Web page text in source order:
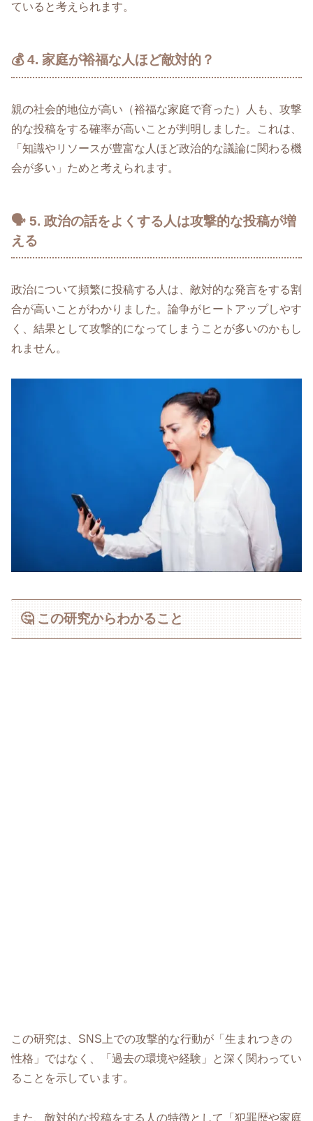
ていると考えられます。
💰 4. 家庭が裕福な人ほど敵対的？
親の社会的地位が高い（裕福な家庭で育った）人も、攻撃
的な投稿をする確率が高いことが判明しました。これは、
「知識やリソースが豊富な人ほど政治的な議論に関わる機
会が多い」ためと考えられます。
🗣 5. 政治の話をよくする人は攻撃的な投稿が増
える
政治について頻繁に投稿する人は、敵対的な発言をする割
合が高いことがわかりました。論争がヒートアップしやす
く、結果として攻撃的になってしまうことが多いのかもし
れません。
🤔 この研究からわかること
この研究は、SNS上での攻撃的な行動が「生まれつきの
性格」ではなく、「過去の環境や経験」と深く関わってい
ることを示しています。
また、敵対的な投稿をする人の特徴として「犯罪歴や家庭